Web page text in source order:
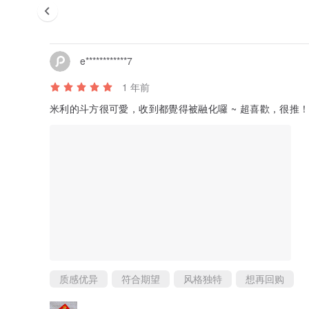
e************7
1 年前
米利的斗方很可愛，收到都覺得被融化囉 ~ 超喜歡，很推
质感优异 符合期望 风格独特 想再回购